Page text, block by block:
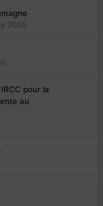
2005
pour la
au